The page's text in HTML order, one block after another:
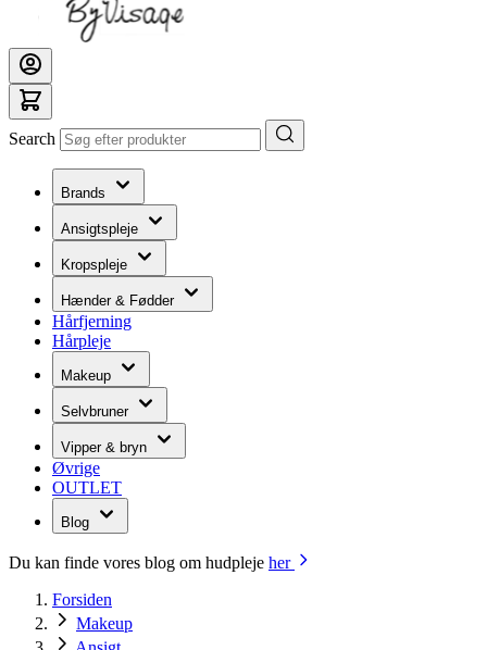
Search
Brands
Ansigtspleje
Kropspleje
Hænder & Fødder
Hårfjerning
Hårpleje
Makeup
Selvbruner
Vipper & bryn
Øvrige
OUTLET
Blog
Du kan finde vores blog om hudpleje her
Forsiden
Makeup